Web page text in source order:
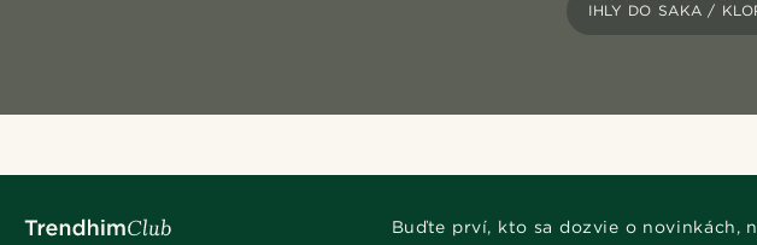
IHLY DO SAKA /
Buďte prví, kto sa dozvie o novinkách,